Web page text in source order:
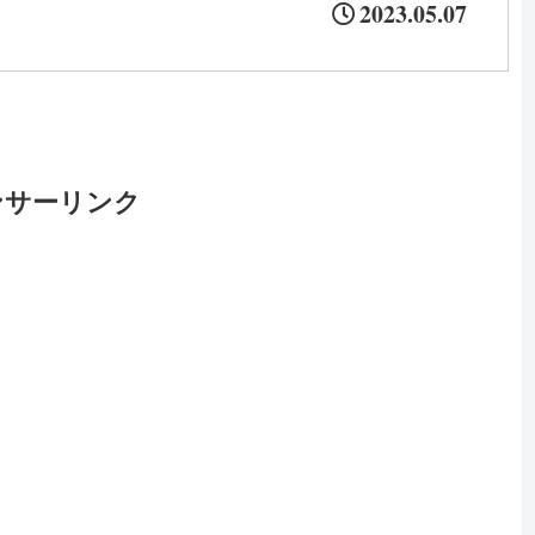
一連のツールです。サブスクリプションの設定や
ますので、使い方を確実に覚えていきましょう。
2023.05.07
ーリンク